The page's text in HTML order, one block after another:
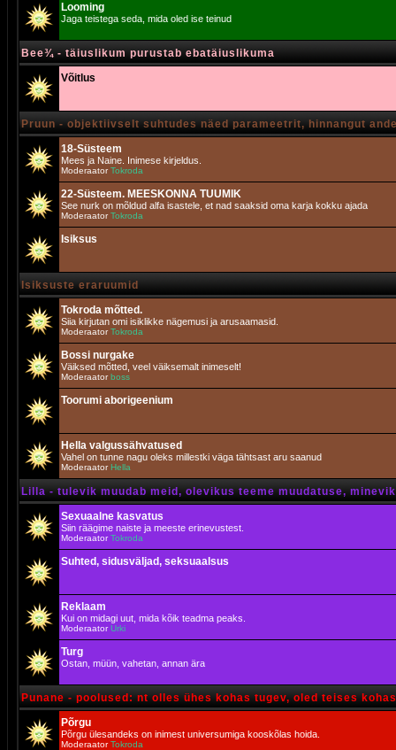
Looming
Jaga teistega seda, mida oled ise teinud
Bee¾ - täiuslikum purustab ebatäiuslikuma
Võitlus
Pruun - objektiivselt suhtudes näed parameetrit, hinnangut
18-Süsteem
Mees ja Naine. Inimese kirjeldus.
ModeraatorTokroda
22-Süsteem. MEESKONNA TUUMIK
See nurk on mõldud alfa isastele, et nad saaksid oma karja kokku ajada
ModeraatorTokroda
Isiksus
Isiksuste eraruumid
Tokroda mõtted.
Siia kirjutan omi isiklikke nägemusi ja arusaamasid.
ModeraatorTokroda
Bossi nurgake
Väiksed mõtted, veel väiksemalt inimeselt!
Moderaatorboss
Toorumi aborigeenium
Hella valgussähvatused
Vahel on tunne nagu oleks millestki väga tähtsast aru saanud
Moderaator Hella
Lilla - tulevik muudab meid, olevikus teeme muudatuse,
Sexuaalne kasvatus
Siin räägime naiste ja meeste erinevustest.
ModeraatorTokroda
Suhted, sidusväljad, seksuaalsus
Reklaam
Kui on midagi uut, mida kõik teadma peaks.
ModeraatorUrki
Turg
Ostan, müün, vahetan, annan ära
Punane - poolused: nt olles ühes kohas tugev, oled teises
Põrgu
Põrgu ülesandeks on inimest universumiga kooskõlas hoida.
ModeraatorTokroda